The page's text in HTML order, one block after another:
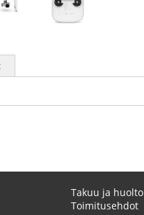
Takuu ja huolto
Toimitusehdot